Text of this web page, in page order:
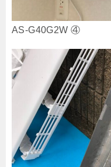
AS-G40G2W ④